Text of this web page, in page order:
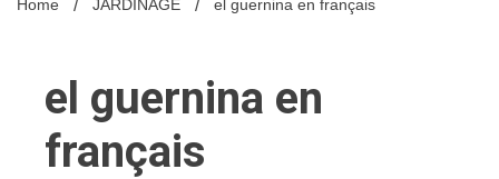
Home JARDINAGE el guernina en français
el guernina en
français